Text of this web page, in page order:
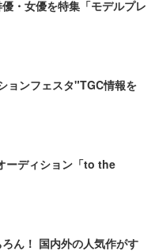
・女優を特集「モデルプレ
ョンフェスタ"TGC情報を
ーディション「to the
ん！ 国内外の人気作がす